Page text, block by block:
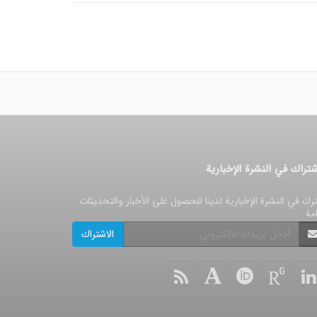
في النشرة الإخبارية
في النشرة الإخبارية لدينا للحصول على الأخبار والتحديثات
الاشتراك